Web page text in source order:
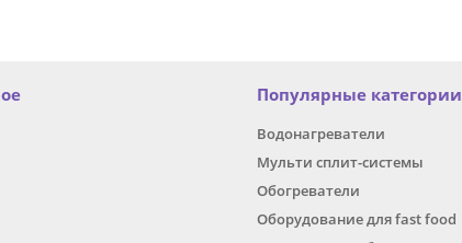
Популярные категории
Водонагреватели
Мульти сплит-системы
Обогреватели
Оборудование для fast food